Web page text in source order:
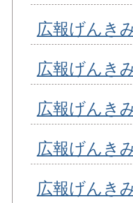
広報げんき
広報げんき
広報げんき
広報げんき
広報げんき